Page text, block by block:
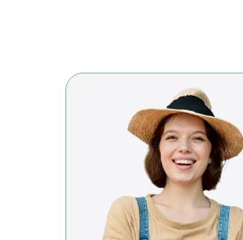
ОГРН 1177700004063
Юридический адрес:117535, г. Москва,
help.dpomipk@dpomipk.ru